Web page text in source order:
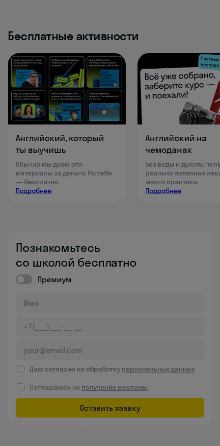
Бесплатные активности
Английский, который
ты выучишь
Обычно мы даём эти
материалы за деньги. Но тебе
— бесплатно
Подробнее
Английский на
чемоданах
Без воды и духоты:
реально полезная
много практики
Подробнее
Познакомьтесь
со школой бесплатно
Премиум
Даю согласие на обработку персональных данных
Соглашаюсь на получение рекламы
Оставить заявку